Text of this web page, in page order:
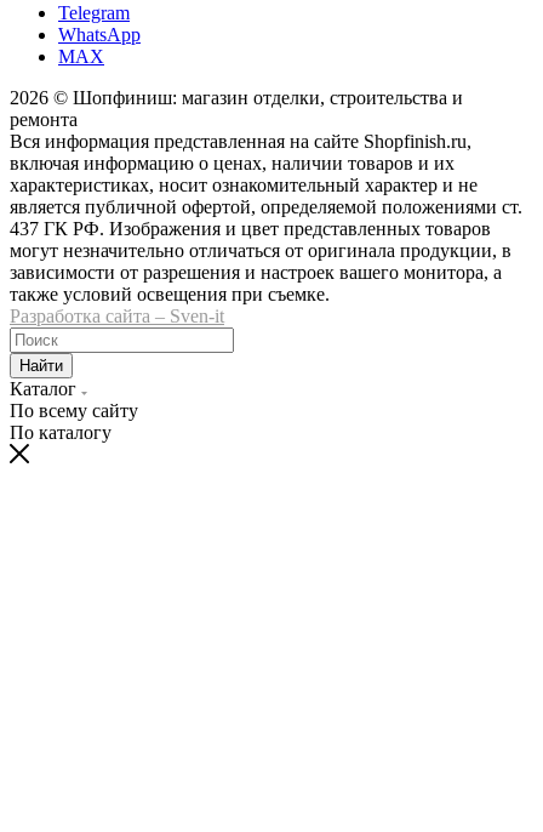
Telegram
WhatsApp
MAX
2026 © Шопфиниш: магазин отделки, строительства и
ремонта
Вся информация представленная на сайте Shopfinish.ru,
включая информацию о ценах, наличии товаров и их
характеристиках, носит ознакомительный характер и не
является публичной офертой, определяемой положениями ст.
437 ГК РФ. Изображения и цвет представленных товаров
могут незначительно отличаться от оригинала продукции, в
зависимости от разрешения и настроек вашего монитора, а
также условий освещения при съемке.
Разработка сайта – Sven-it
Найти
Каталог
По всему сайту
По каталогу